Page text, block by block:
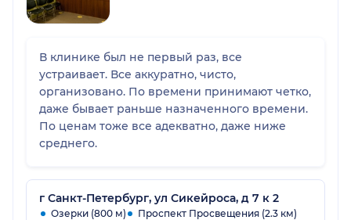
В клинике был не первый раз, все
устраивает. Все аккуратно, чисто,
организовано. По времени принимают четко,
даже бывает раньше назначенного времени.
По ценам тоже все адекватно, даже ниже
среднего.
г Санкт-Петербург, ул Сикейроса, д 7 к 2
Озерки (800 м)
Проспект Просвещения (2.3 км)